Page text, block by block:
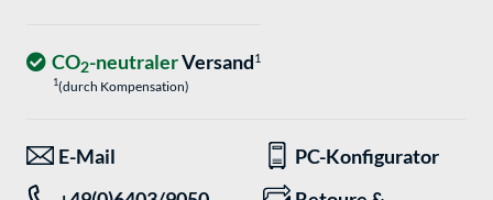
CO2-neutralerVersand1
1(durch Kompensation)
E-Mail
PC-Konfigurator